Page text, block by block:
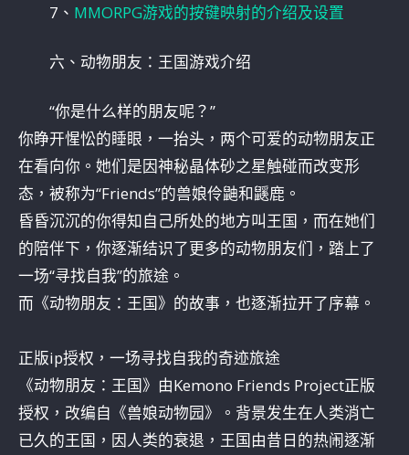
7、 MMORPG游戏的按键映射的介绍及设置
六、动物朋友：王国游戏介绍
“你是什么样的朋友呢？”
你睁开惺忪的睡眼，一抬头，两个可爱的动物朋友正
在看向你。她们是因神秘晶体砂之星触碰而改变形
态，被称为“Friends”的兽娘伶鼬和鼷鹿。
昏昏沉沉的你得知自己所处的地方叫王国，而在她们
的陪伴下，你逐渐结识了更多的动物朋友们，踏上了
一场“寻找自我”的旅途。
而《动物朋友：王国》的故事，也逐渐拉开了序幕。
正版ip授权，一场寻找自我的奇迹旅途
《动物朋友：王国》由Kemono Friends Project正版
授权，改编自《兽娘动物园》。背景发生在人类消亡
已久的王国，因人类的衰退，王国由昔日的热闹逐渐